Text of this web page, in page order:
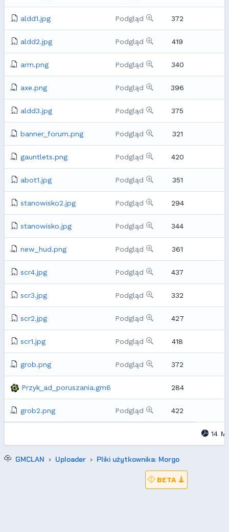
aldd1.jpg Podgląd 372
aldd2.jpg Podgląd 419
arm.png Podgląd 340
axe.png Podgląd 396
aldd3.jpg Podgląd 375
banner_forum.png Podgląd 321
gauntlets.png Podgląd 420
abot1.jpg Podgląd 351
stanowisko2.jpg Podgląd 294
stanowisko.jpg Podgląd 344
new_hud.png Podgląd 361
scr4.jpg Podgląd 437
scr3.jpg Podgląd 332
scr2.jpg Podgląd 427
scr1.jpg Podgląd 418
grob.png Podgląd 372
Przyk_ad_poruszania.gm6 284
grob2.png Podgląd 422
14
GMCLAN Uploader Pliki użytkownika: Morgo
BETA